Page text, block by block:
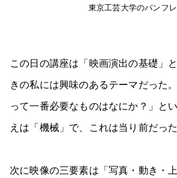
東京工芸大学のパンフ
この日の講座は「映画演出の基礎」
きの私には興味のあるテーマだった
って一番必要なものはなにか？」と
えは「機械」で、これは当り前だった
次に映像の三要素は「写真・動き・